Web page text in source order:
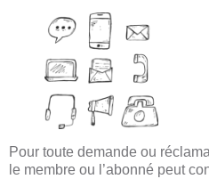
Pour toute demande ou
le membre ou l’abonné peut